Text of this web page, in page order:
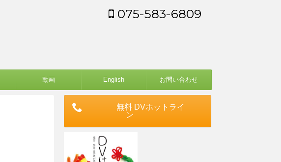
075-583-6809
動画 English お問い合わせ
無料 DVホットライ
ン